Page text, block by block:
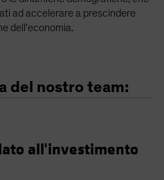
ad accelerare a prescindere
dell'economia.
del nostro team:
all'investimento